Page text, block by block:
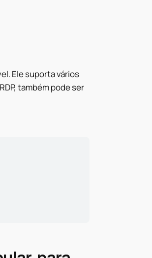
Ele suporta vários
também pode ser